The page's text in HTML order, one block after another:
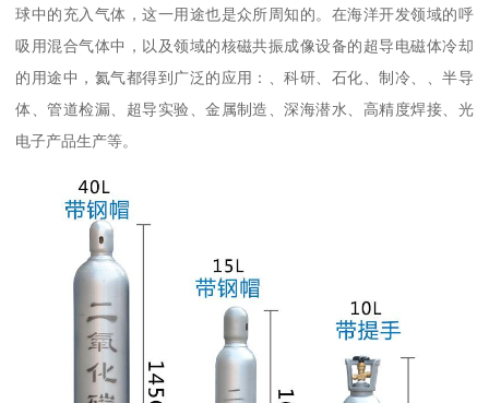
球中的充入气体，这一用途也是众所周知的。在海洋开发领域的呼
吸用混合气体中，以及领域的核磁共振成像设备的超导电磁体冷却
的用途中，氦气都得到广泛的应用：、科研、石化、制冷、、半导
体、管道检漏、超导实验、金属制造、深海潜水、高精度焊接、光
电子产品生产等。